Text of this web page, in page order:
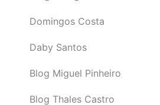
Domingos Costa
Daby Santos
Blog Miguel Pinheiro
Blog Thales Castro